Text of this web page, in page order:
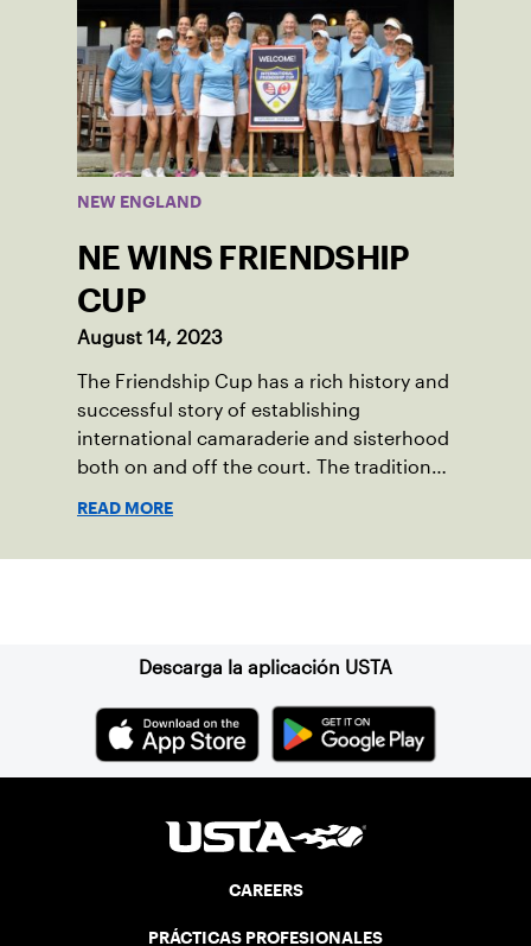
opportunity to serve as a captain of the
18-39 league out of Eastern Mass. This
past winter, Sam led his team, which
competed at Sportsmen’s Tennis &
Enrichment Center in Dorchester, to a
first-place finish.
NEW ENGLAND
NE WINS FRIENDSHIP
CUP
August 14, 2023
The Friendship Cup has a rich history and
successful story of establishing
international camaraderie and sisterhood
both on and off the court. The tradition
the Canadian senior division, and
Cup. In that year, players competed on
three courts at the Jay Peak Resort in
Vermont.
READ MORE
Descarga la aplicación USTA
CAREERS
PRÁCTICAS PROFESIONALES